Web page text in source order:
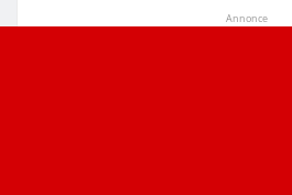
Annonce